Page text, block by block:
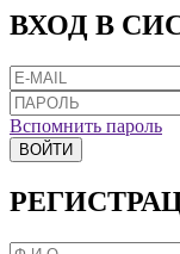
ВХОД В
Вспомнить пароль
ВОЙТИ